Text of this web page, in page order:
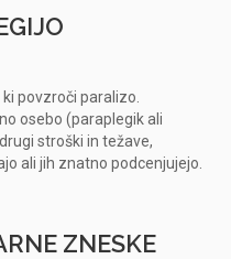
povzroči paralizo.
osebo (paraplegik ali
stroški in težave,
ali jih znatno podcenjujejo.
ZNESKE